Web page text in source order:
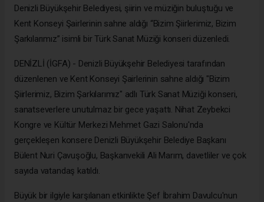
Denizli Büyükşehir Belediyesi, şiirin ve müziğin buluştuğu ve
Kent Konseyi Şairlerinin sahne aldığı “Bizim Şiirlerimiz, Bizim
Şarkılarımız” isimli bir Türk Sanat Müziği konseri düzenledi.
DENİZLİ (İGFA) - Denizli Büyükşehir Belediyesi tarafından
düzenlenen ve Kent Konseyi Şairlerinin sahne aldığı "Bizim
Şiirlerimiz, Bizim Şarkılarımız" adlı Türk Sanat Müziği konseri,
sanatseverlere unutulmaz bir gece yaşattı. Nihat Zeybekci
Kongre ve Kültür Merkezi Mehmet Gazi Salonu'nda
gerçekleşen konsere Denizli Büyükşehir Belediye Başkanı
Bülent Nuri Çavuşoğlu, Başkanvekili Ali Marım, davetliler ve çok
sayıda vatandaş katıldı.
Büyük bir ilgiyle karşılanan etkinlikte Şef İbrahim Davulcu'nun